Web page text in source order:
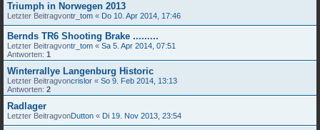
Triumph in Norwegen 2013
Letzter Beitragvontr_tom « Do 10. Apr 2014, 17:46
Bernds TR6 Shooting Brake .........
Letzter Beitragvontr_tom « Sa 5. Apr 2014, 07:51
Antworten: 1
Winterrallye Langenburg Historic
Letzter Beitragvoncrislor « So 9. Feb 2014, 13:13
Antworten: 2
Radlager
Letzter BeitragvonDutton « Di 19. Nov 2013, 23:54